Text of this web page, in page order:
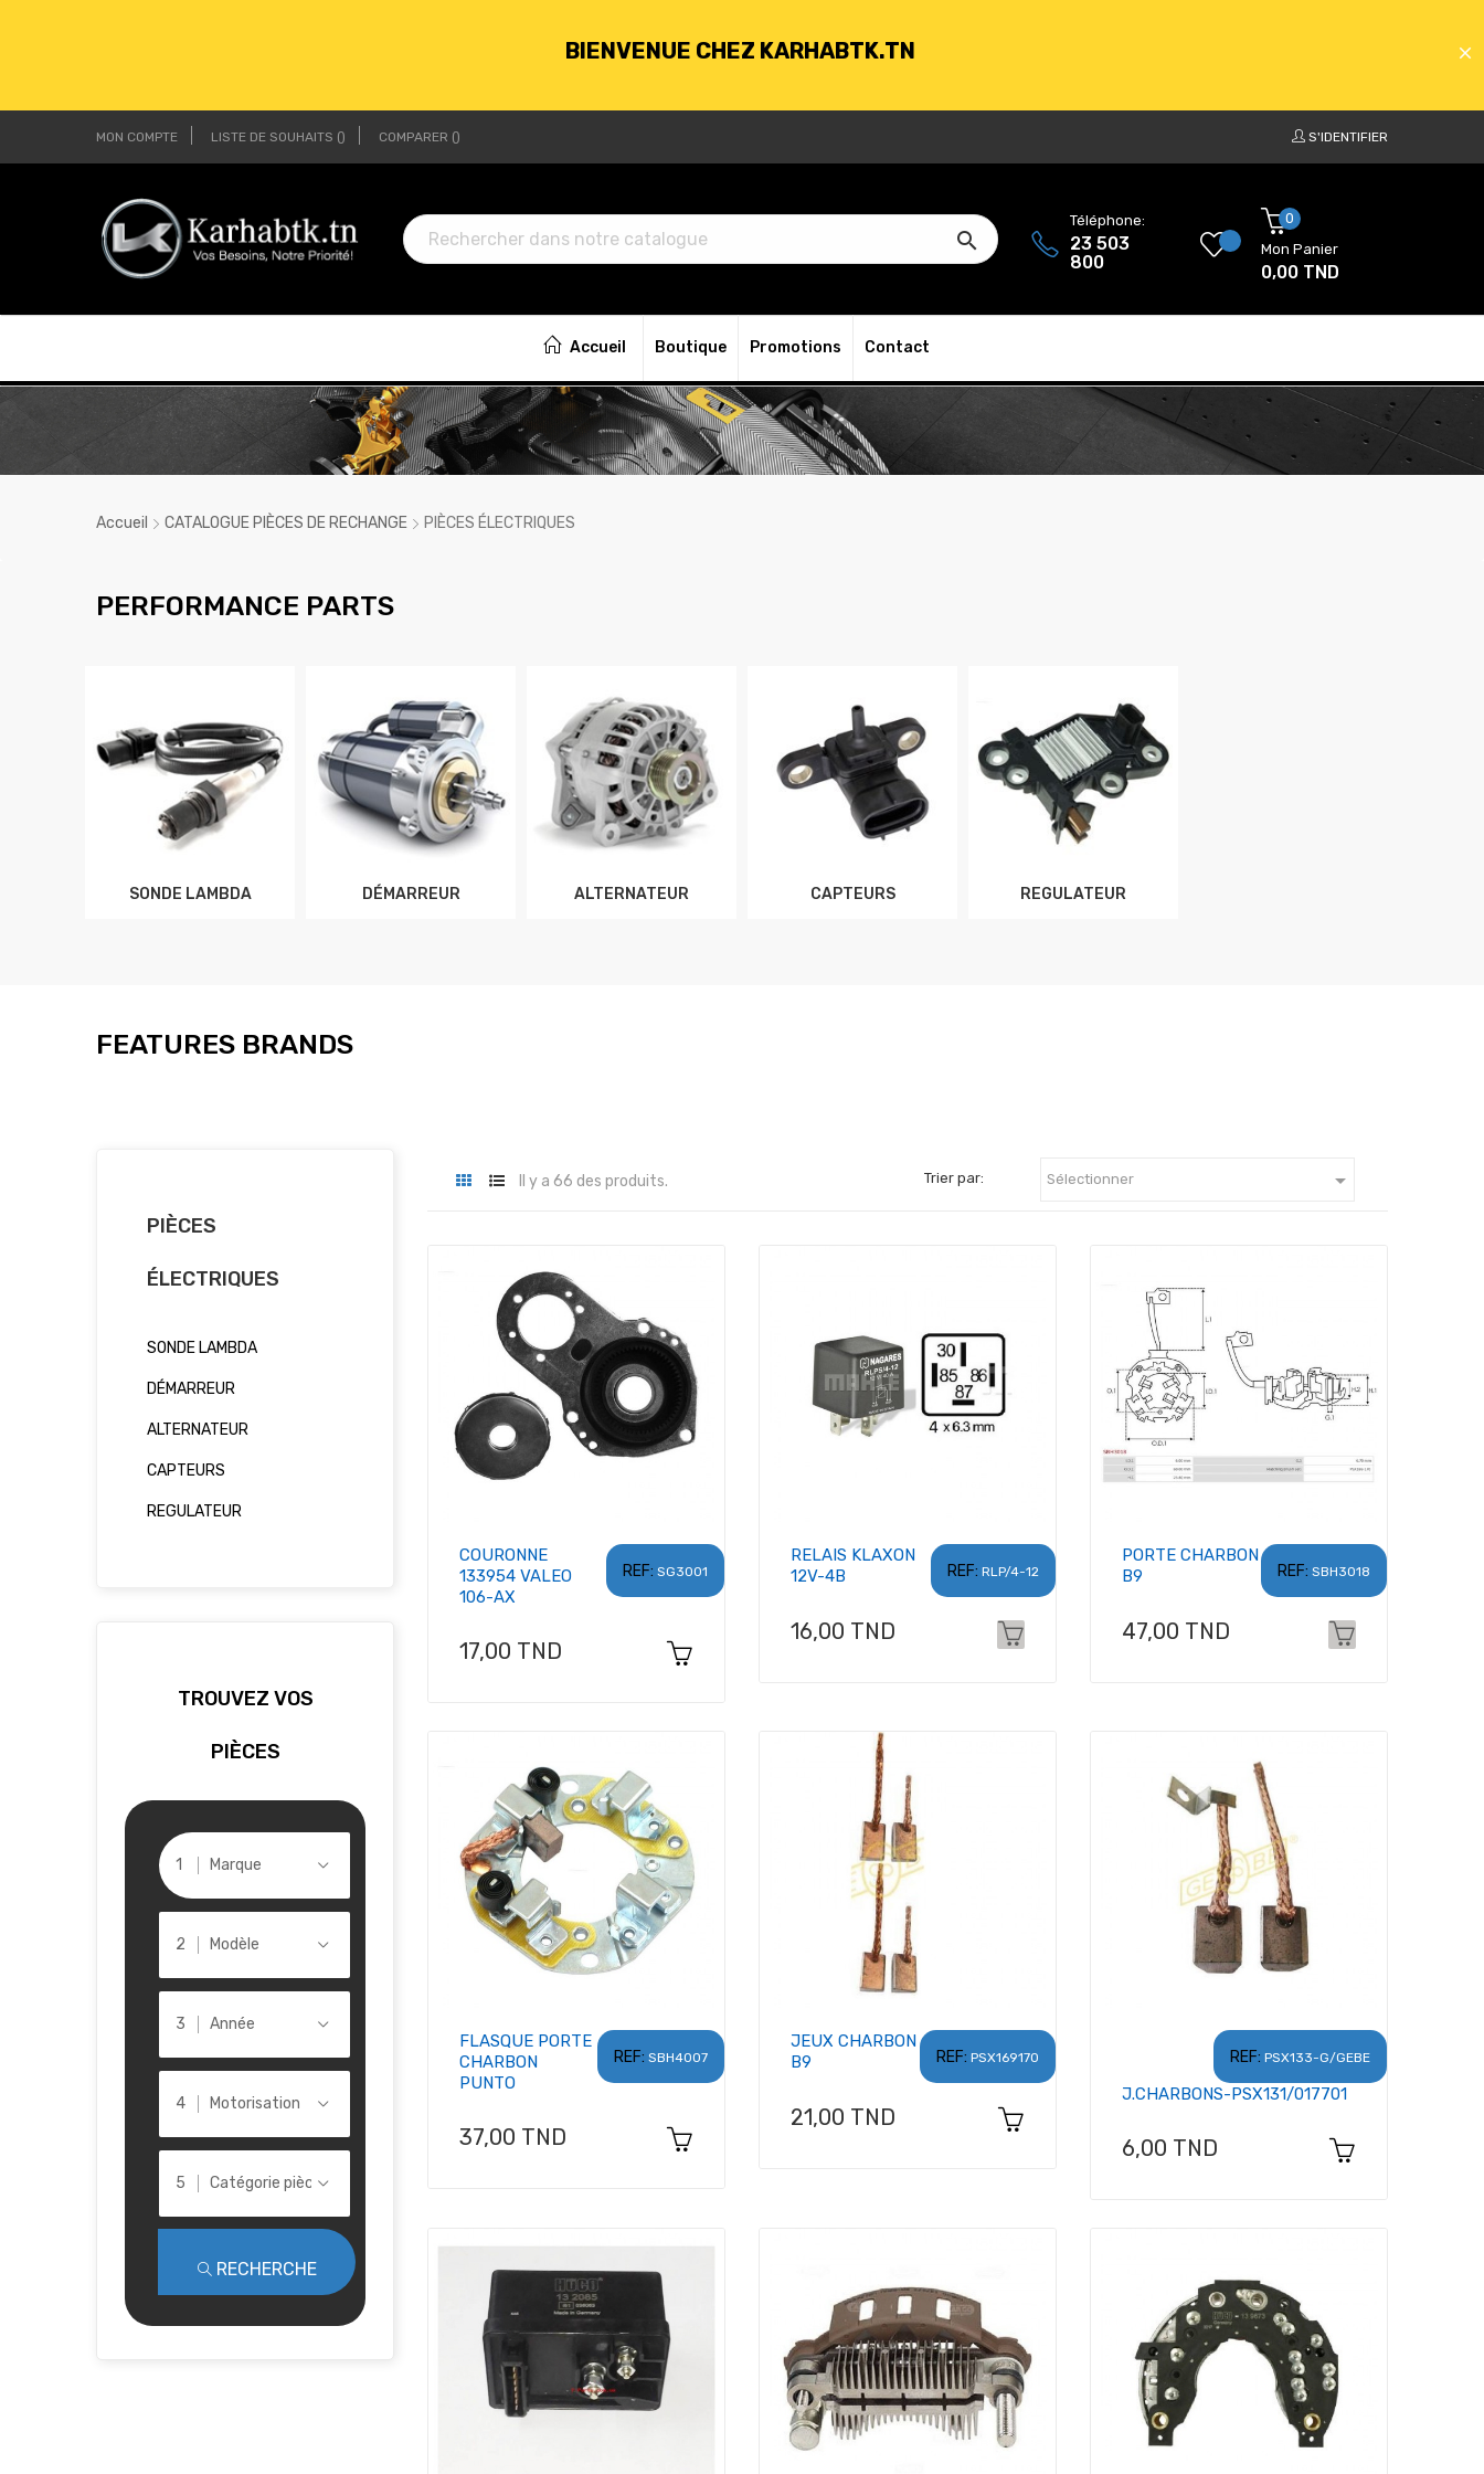
BIENVENUE CHEZ KARHABTK.TN
LIVRAISON GRATUITE À PARTIR DE 250DT D'ACHATS
BIENVENUE CHEZ KARHABTK.TN
LIVRAISON GRATUITE À PARTIR DE 250DT D'ACHATS
MON COMPTE LISTE DE SOUHAITS COMPARER S'IDENTIFIER

Téléphone:
23 503
800
0
Mon Panier
0,00 TND
Accueil Boutique Promotions Contact
Accueil CATALOGUE PIÈCES DE RECHANGE PIÈCES ÉLECTRIQUES
PERFORMANCE PARTS
SONDE LAMBDA DÉMARREUR ALTERNATEUR CAPTEURS REGULATEUR
FEATURES BRANDS
PIÈCES
ÉLECTRIQUES
SONDE LAMBDA
DÉMARREUR
ALTERNATEUR
CAPTEURS
REGULATEUR
TROUVEZ VOS
PIÈCES
Marque
Modèle
Année
Motorisation
Catégorie pièce
RECHERCHE
Il y a 66 des produits. Trier par: Sélectionner 
REF: SG3001
COURONNE
133954 VALEO
106-AX
Prix
17,00 TND
REF: RLP/4-12
RELAIS KLAXON
12V-4B
Prix
16,00 TND
REF: SBH3018
PORTE CHARBON
B9
Prix
47,00 TND
REF: SBH4007
FLASQUE PORTE
CHARBON
PUNTO
Prix
37,00 TND
REF: PSX169170
JEUX CHARBON
B9
Prix
21,00 TND
REF: PSX133-G/GEBE
J.CHARBONS-PSX131/017701
Prix
6,00 TND